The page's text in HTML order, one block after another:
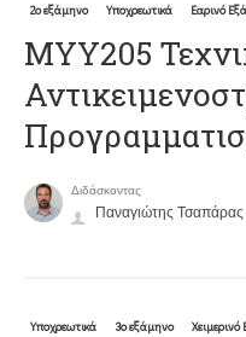
2ο εξάμηνο Υποχρεωτικά Εαρινό
ΜΥΥ205
Διδάσκοντας
Παναγιώτης Τσαπάρας
Υποχρεωτικά 3ο εξάμηνο